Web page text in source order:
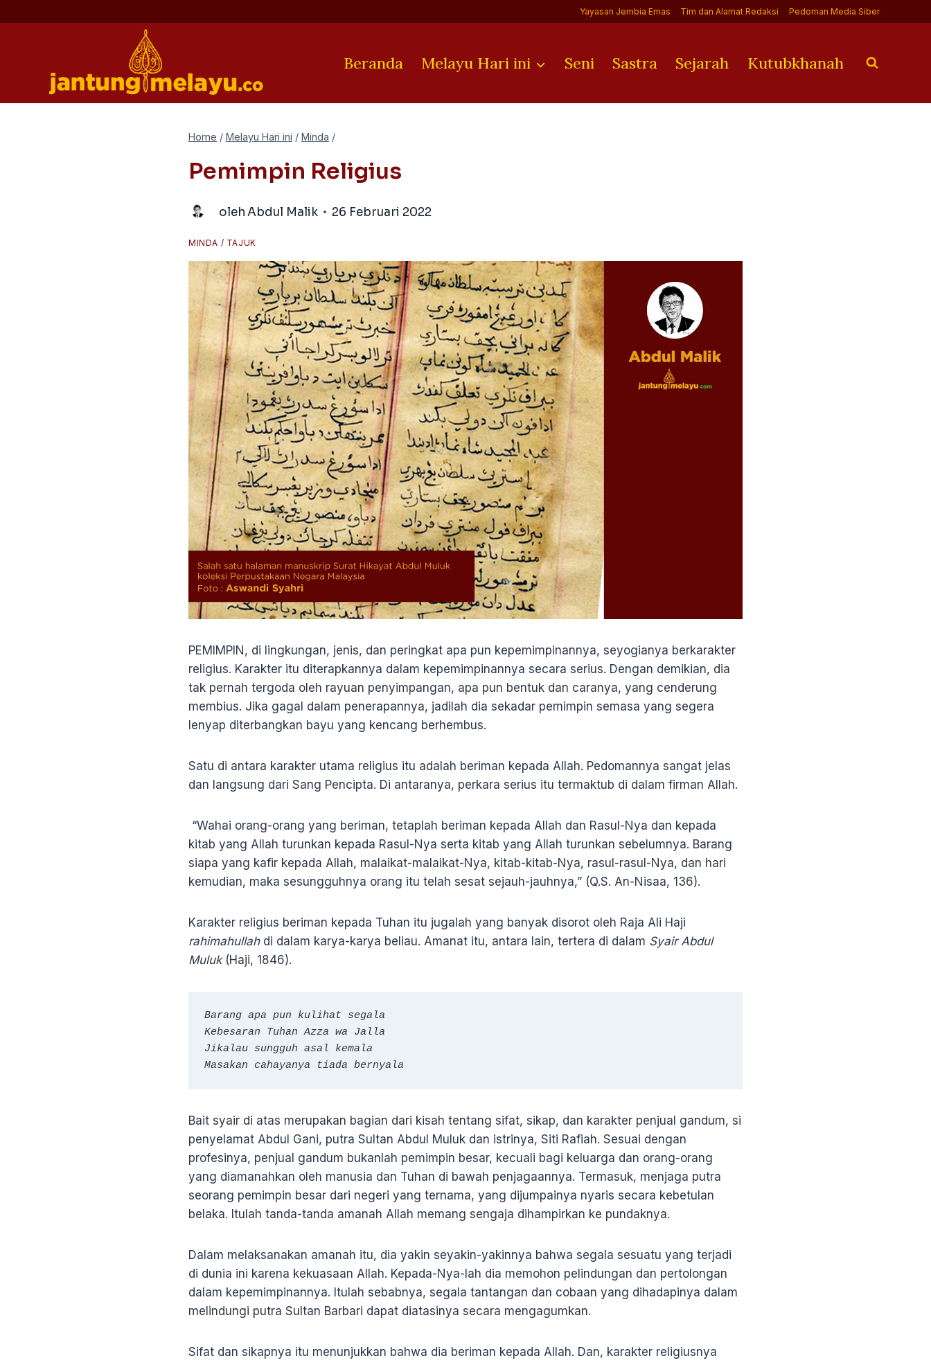
to
Yayasan Jembia Emas Tim dan Alamat Redaksi Pedoman Media Siber
Beranda Melayu Hari ini Seni Sastra Sejarah Kutubkhanah
Home / Melayu Hari ini / Minda /
Pemimpin Religius
olehAbdul Malik 26 Februari 2022
MINDA / TAJUK
PEMIMPIN, di lingkungan, jenis, dan peringkat apa pun kepemimpinannya, seyogianya berkarakter
religius. Karakter itu diterapkannya dalam kepemimpinannya secara serius. Dengan demikian, dia
tak pernah tergoda oleh rayuan penyimpangan, apa pun bentuk dan caranya, yang cenderung
membius. Jika gagal dalam penerapannya, jadilah dia sekadar pemimpin semasa yang segera
lenyap diterbangkan bayu yang kencang berhembus.
Satu di antara karakter utama religius itu adalah beriman kepada Allah. Pedomannya sangat jelas
dan langsung dari Sang Pencipta. Di antaranya, perkara serius itu termaktub di dalam firman Allah.
“Wahai orang-orang yang beriman, tetaplah beriman kepada Allah dan Rasul-Nya dan kepada
kitab yang Allah turunkan kepada Rasul-Nya serta kitab yang Allah turunkan sebelumnya. Barang
siapa yang kafir kepada Allah, malaikat-malaikat-Nya, kitab-kitab-Nya, rasul-rasul-Nya, dan hari
kemudian, maka sesungguhnya orang itu telah sesat sejauh-jauhnya,” (Q.S. An-Nisaa, 136).
Karakter religius beriman kepada Tuhan itu jugalah yang banyak disorot oleh Raja Ali Haji
rahimahullahdi dalam karya-karya beliau. Amanat itu, antara lain, tertera di dalam Syair Abdul
Muluk (Haji, 1846).
Barang apa pun kulihat segala
Kebesaran Tuhan Azza wa Jalla
Jikalau sungguh asal kemala
Masakan cahayanya tiada bernyala
Bait syair di atas merupakan bagian dari kisah tentang sifat, sikap, dan karakter penjual gandum, si
penyelamat Abdul Gani, putra Sultan Abdul Muluk dan istrinya, Siti Rafiah. Sesuai dengan
profesinya, penjual gandum bukanlah pemimpin besar, kecuali bagi keluarga dan orang-orang
yang diamanahkan oleh manusia dan Tuhan di bawah penjagaannya. Termasuk, menjaga putra
seorang pemimpin besar dari negeri yang ternama, yang dijumpainya nyaris secara kebetulan
belaka. Itulah tanda-tanda amanah Allah memang sengaja dihampirkan ke pundaknya.
Dalam melaksanakan amanah itu, dia yakin seyakin-yakinnya bahwa segala sesuatu yang terjadi
di dunia ini karena kekuasaan Allah. Kepada-Nya-lah dia memohon pelindungan dan pertolongan
dalam kepemimpinannya. Itulah sebabnya, segala tantangan dan cobaan yang dihadapinya dalam
melindungi putra Sultan Barbari dapat diatasinya secara mengagumkan.
Sifat dan sikapnya itu menunjukkan bahwa dia beriman kepada Allah. Dan, karakter religiusnya